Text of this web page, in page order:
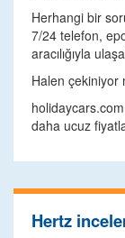
Herhangi bir
7/24 telefon,
aracılığıyla
Halen çekiniyor
daha ucuz
Hertz